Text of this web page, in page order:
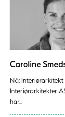
Caroline
Nå:
Interiørarkitekter
har...